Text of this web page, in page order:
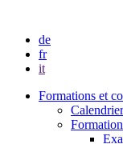
de
fr
it
Formations et